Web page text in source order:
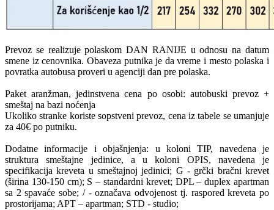
Prevoz se realizuje polaskom DAN RANIJE u odnosu na datum
smene iz cenovnika. Obaveza putnika je da vreme i mesto polaska i
povratka autobusa proveri u agenciji dan pre polaska.
Paket aranžman, jedinstvena cena po osobi: autobuski prevoz +
smeštaj na bazi noćenja
Ukoliko stranke koriste sopstveni prevoz, cena iz tabele se umanjuje
za 40€ po putniku.
Dodatne informacije i objašnjenja: u koloni TIP, navedena je
struktura smeštajne jedinice, a u koloni OPIS, navedena je
specifikacija kreveta u smeštajnoj jedinici; G - grčki bračni krevet
(širina 130-150 cm); S – standardni krevet; DPL – duplex apartman
sa 2 spavaće sobe; / - označava odvojenost tj. raspored kreveta po
prostorijama; APT – apartman; STD - studio;